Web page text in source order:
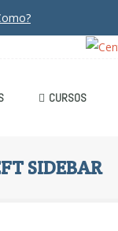
CURSOS
SIDEBAR